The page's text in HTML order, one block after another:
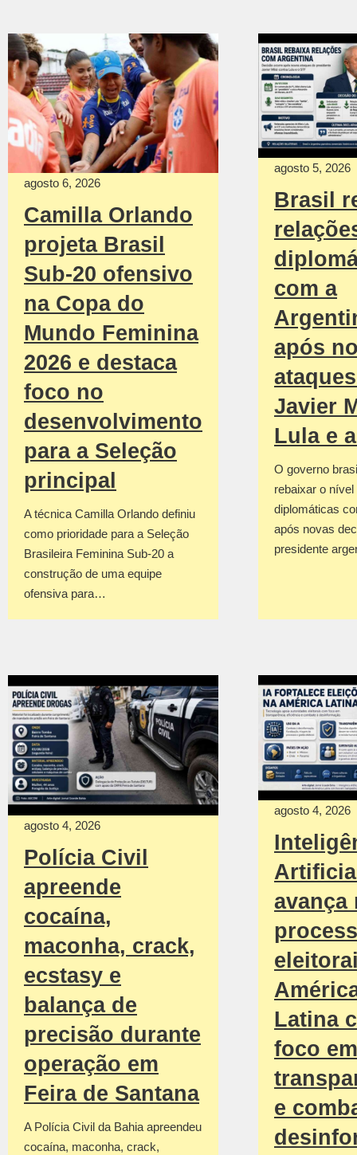
agosto 6, 2026
Camilla Orlando
projeta Brasil
Sub-20 ofensivo
na Copa do
Mundo Feminina
2026 e destaca
foco no
desenvolvimento
para a Seleção
principal
A técnica Camilla Orlando definiu
como prioridade para a Seleção
Brasileira Feminina Sub-20 a
construção de uma equipe
ofensiva para…
agosto 5, 2026
Brasil
com a
após
Javier
Lula e
O governo
rebaixar o
diplomáticas
após novas
presidente
agosto 4, 2026
Polícia Civil
apreende
cocaína,
maconha, crack,
ecstasy e
balança de
precisão durante
operação em
Feira de Santana
A Polícia Civil da Bahia apreendeu
cocaína, maconha, crack,
agosto 4, 2026
avança
Latina
foco em
e